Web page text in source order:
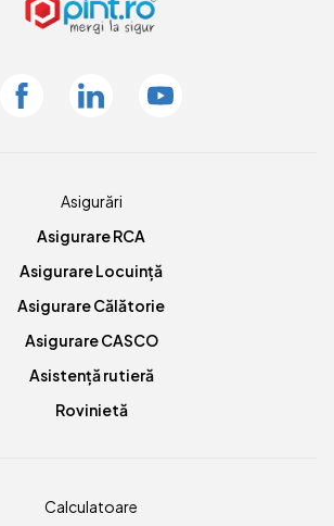
FacebookLinkedin Youtube
Asigurări
Asigurare RCA
Asigurare Locuință
Asigurare Călătorie
Asigurare CASCO
Asistență rutieră
Rovinietă
Calculatoare